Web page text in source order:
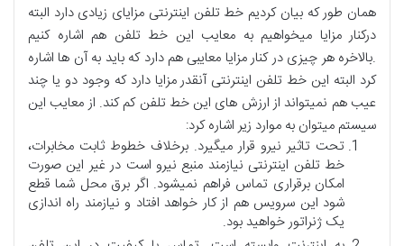
همان طور که بیان کردیم خط تلفن اینترنتی مزایای زیادی دارد البته
درکنار مزایا میخواهیم به معایب این خط تلفن هم اشاره کنیم
.بالاخره هر چیزی در کنار مزایا معایبی هم دارد که باید به آن ها اشاره
کرد البته این خط تلفن اینترنتی آنقدر مزایا دارد که وجود دو یا چند
عیب هم نمیتواند از ارزش های این خط تلفن کم کند. از معایب این
سیستم میتوان به موارد زیر اشاره کرد:
تحت تاثیر نیرو قرار میگیرد. برخلاف خطوط ثابت مخابرات،
خط تلفن اینترنتی نیازمند منبع نیرو است در غیر این صورت
امکان برقراری تماس فراهم نمیشود. اگر برق محل شما قطع
شود این سرویس هم از کار خواهد افتاد و نیازمند راه اندازی
یک ژنراتور خواهید بود.